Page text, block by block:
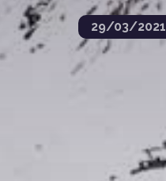
29/03/2021